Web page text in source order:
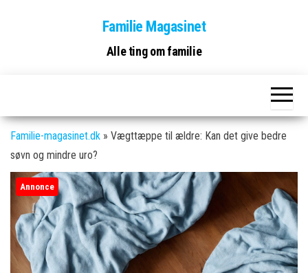
Familie Magasinet
Alle ting om familie
Familie-magasinet.dk » Vægttæppe til ældre: Kan det give bedre
søvn og mindre uro?
Annonce